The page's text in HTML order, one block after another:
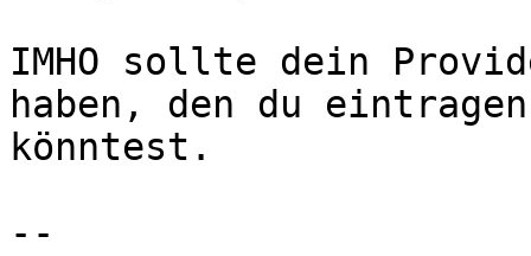
IMHO sollte dein
haben, den du eintragen
könntest.
--